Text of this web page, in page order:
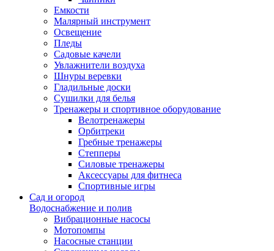
Емкости
Малярный инструмент
Освещение
Пледы
Садовые качели
Увлажнители воздуха
Шнуры веревки
Гладильные доски
Сушилки для белья
Тренажеры и спортивное оборудование
Велотренажеры
Орбитреки
Гребные тренажеры
Степперы
Силовые тренажеры
Аксессуары для фитнеса
Спортивные игры
Сад и огород
Водоснабжение и полив
Вибрационные насосы
Мотопомпы
Насосные станции